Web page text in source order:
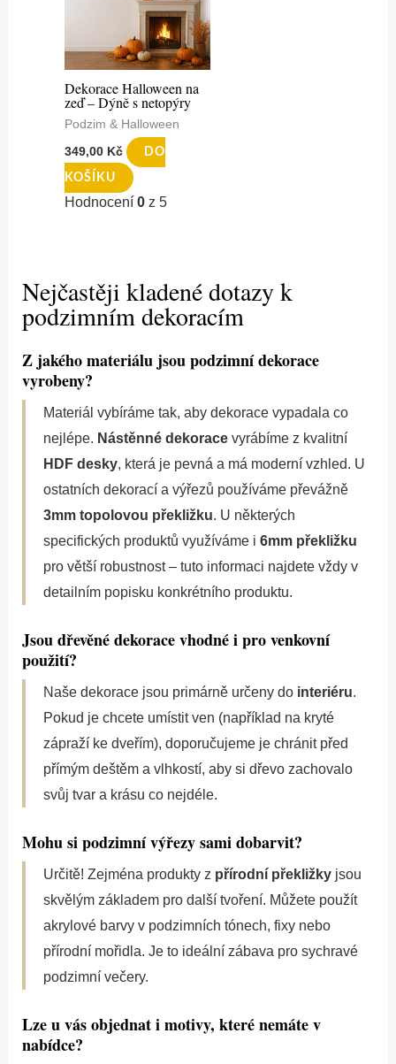
Dekorace Halloween na
zeď – Dýně s netopýry
Podzim & Halloween
349,00 Kč DO
KOŠÍKU
Hodnocení 0z 5
Nejčastěji kladené dotazy k
podzimním dekoracím
Z jakého materiálu jsou podzimní dekorace
vyrobeny?
Materiál vybíráme tak, aby dekorace vypadala co
nejlépe. Nástěnné dekoracevyrábíme z kvalitní
HDF desky, která je pevná a má moderní vzhled. U
ostatních dekorací a výřezů používáme převážně
3mm topolovou překližku. U některých
specifických produktů využíváme i 6mm překližku
pro větší robustnost – tuto informaci najdete vždy v
detailním popisku konkrétního produktu.
Jsou dřevěné dekorace vhodné i pro venkovní
použití?
Naše dekorace jsou primárně určeny do interiéru.
Pokud je chcete umístit ven (například na kryté
zápraží ke dveřím), doporučujeme je chránit před
přímým deštěm a vlhkostí, aby si dřevo zachovalo
svůj tvar a krásu co nejdéle.
Mohu si podzimní výřezy sami dobarvit?
Určitě! Zejména produkty z přírodní překližkyjsou
skvělým základem pro další tvoření. Můžete použít
akrylové barvy v podzimních tónech, fixy nebo
přírodní mořidla. Je to ideální zábava pro sychravé
podzimní večery.
Lze u vás objednat i motivy, které nemáte v
nabídce?